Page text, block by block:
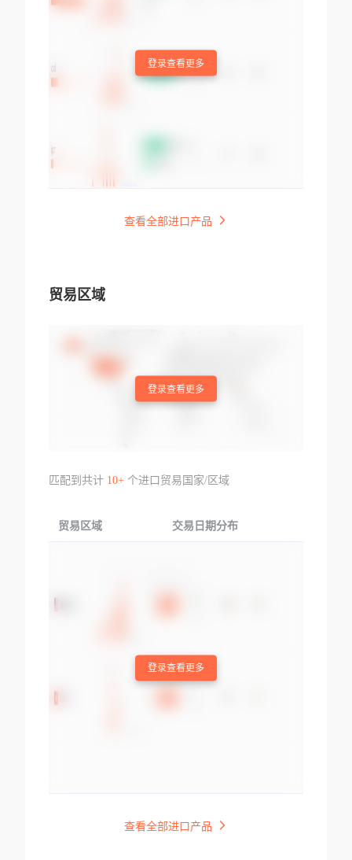
登录查看更多
查看全部进口产品
贸易区域
登录查看更多
匹配到共计 10+个进口贸易国家/区域
贸易区域 交易日期分布
登录查看更多
查看全部进口产品